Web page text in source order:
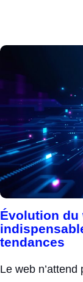
Évolution du
tendances
Le web